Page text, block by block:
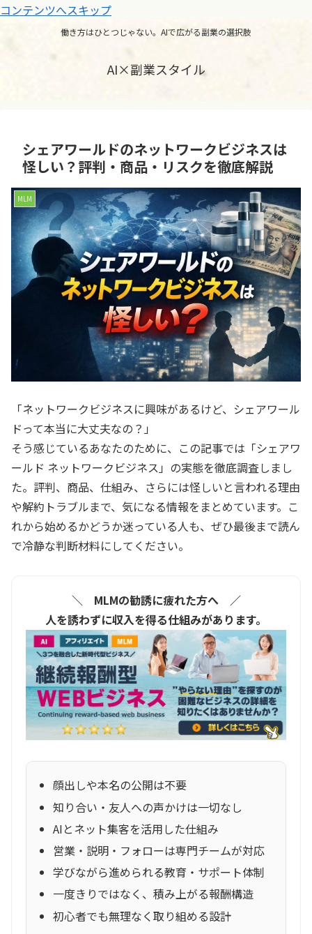
コンテンツへスキップ
働き方はひとつじゃない。AIで広がる副業の選択肢
AI×副業スタイル
シェアワールドのネットワークビジネスは
怪しい？評判・商品・リスクを徹底解説
MLM
「ネットワークビジネスに興味があるけど、シェアワール
ドって本当に大丈夫なの？」
そう感じているあなたのために、この記事では「シェアワ
ールド ネットワークビジネス」の実態を徹底調査しまし
た。評判、商品、仕組み、さらには怪しいと言われる理由
や解約トラブルまで、気になる情報をまとめています。こ
れから始めるかどうか迷っている人も、ぜひ最後まで読ん
で冷静な判断材料にしてください。
＼ MLMの勧誘に疲れた方へ ／
人を誘わずに収入を得る仕組みがあります。
顔出しや本名の公開は不要
知り合い・友人への声かけは一切なし
AIとネット集客を活用した仕組み
営業・説明・フォローは専門チームが対応
学びながら進められる教育・サポート体制
一度きりではなく、積み上がる報酬構造
初心者でも無理なく取り組める設計